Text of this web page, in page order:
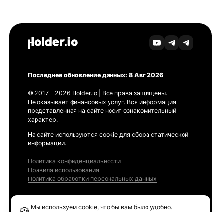
Последнее обновление данных: 8 Авг 2026
© 2017 - 2026 Holder.io | Все права защищены.
Не оказывает финансовых услуг. Вся информация
представленная на сайте носит ознакомительный
характер.
На сайте используются cookie для сбора статической
информации.
Политика конфиденциальности
Правила использования
Политика обработки персональных данных
Мы используем cookie, что бы вам было удобно.